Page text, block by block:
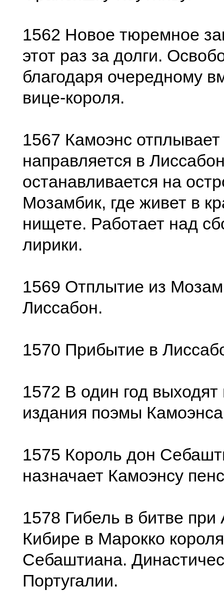
1562 Новое тюремное
этот раз за долги.
благодаря очередному
вице-короля.
1567 Камоэнс отплывает
направляется в
останавливается на
Мозамбик, где живет в
нищете. Работает над
лирики.
1569 Отплытие из
Лиссабон.
1570 Прибытие в
1572 В один год выходят
издания поэмы
1575 Король дон
назначает Камоэнсу
1578 Гибель в битве при
Кибире в Марокко
Себаштиана.
Португалии.